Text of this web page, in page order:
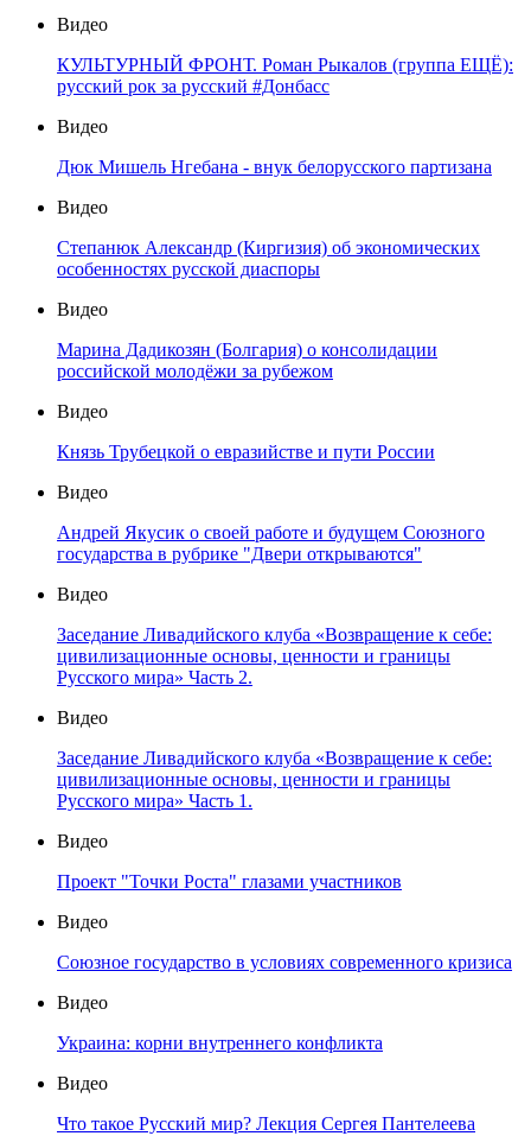
Видео
КУЛЬТУРНЫЙ ФРОНТ. Роман Рыкалов (группа ЕЩЁ):
русский рок за русский #Донбасс
Видео
Дюк Мишель Нгебана - внук белорусского партизана
Видео
Степанюк Александр (Киргизия) об экономических
особенностях русской диаспоры
Видео
Марина Дадикозян (Болгария) о консолидации
российской молодёжи за рубежом
Видео
Князь Трубецкой о евразийстве и пути России
Видео
Андрей Якусик о своей работе и будущем Союзного
государства в рубрике "Двери открываются"
Видео
Заседание Ливадийского клуба «Возвращение к себе:
цивилизационные основы, ценности и границы
Русского мира» Часть 2.
Видео
Заседание Ливадийского клуба «Возвращение к себе:
цивилизационные основы, ценности и границы
Русского мира» Часть 1.
Видео
Проект "Точки Роста" глазами участников
Видео
Союзное государство в условиях современного кризиса
Видео
Украина: корни внутреннего конфликта
Видео
Что такое Русский мир? Лекция Сергея Пантелеева